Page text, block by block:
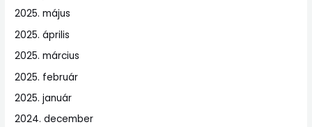
2025. május
2025. április
2025. március
2025. február
2025. január
2024. december